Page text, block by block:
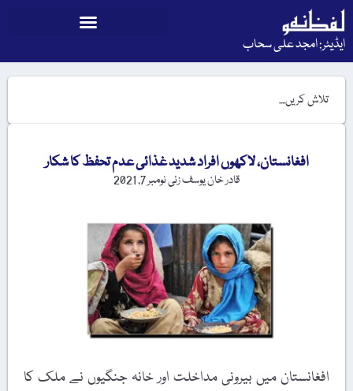
ایڈیٹر: امجد علی سحاب
افغانستان، لاکھوں افراد شدید غذائی عدم تحفظ کا شکار
قادر خان یوسف زئینومبر 7, 2021
افغانستان میں بیرونی مداخلت اور خانہ جنگیوں نے ملک کا